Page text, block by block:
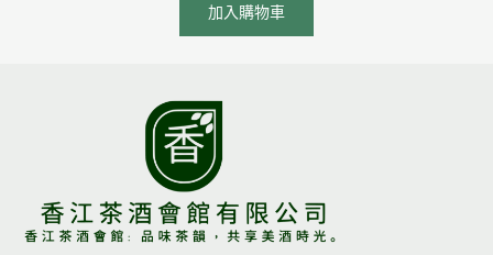
加入購物車